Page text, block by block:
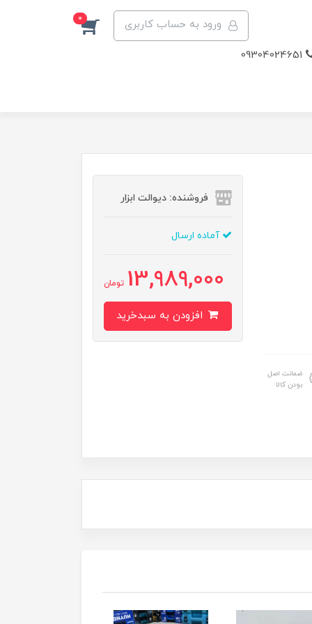
ورود به حساب کاربری 0
ضمانت اصل
بودن کالا
فروشنده: دیوالت ابزار
آماده ارسال
13,989,000 تومان